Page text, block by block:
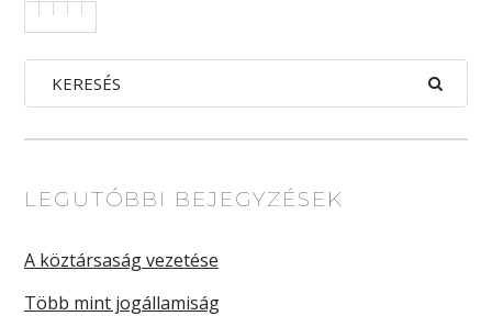
LEGUTÓBBI BEJEGYZÉSEK
A köztársaság vezetése
Több mint jogállamiság